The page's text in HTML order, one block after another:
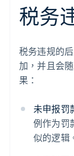
税务
税务违规的
加，并且会
果：
未申报罚
例作为罚
似的逻辑